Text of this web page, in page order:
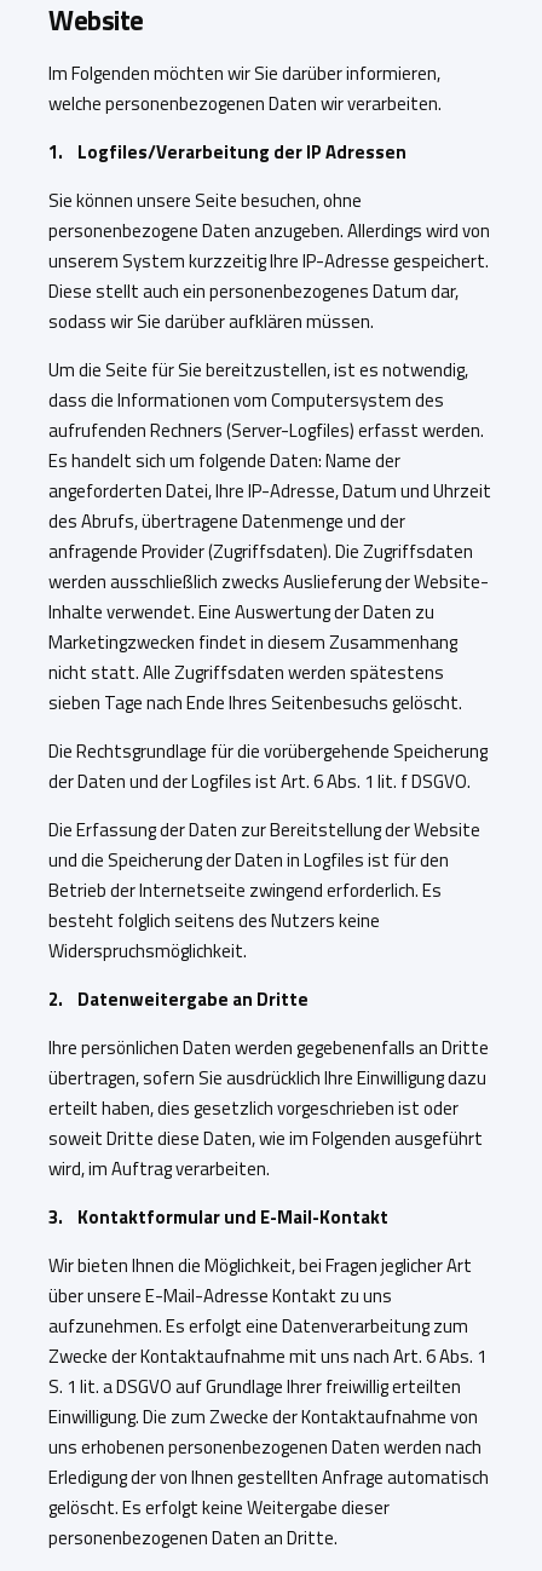
Website
Im Folgenden möchten wir Sie darüber informieren,
welche personenbezogenen Daten wir verarbeiten.
1. Logfiles/Verarbeitung der IP Adressen
Sie können unsere Seite besuchen, ohne
personenbezogene Daten anzugeben. Allerdings wird von
unserem System kurzzeitig Ihre IP-Adresse gespeichert.
Diese stellt auch ein personenbezogenes Datum dar,
sodass wir Sie darüber aufklären müssen.
Um die Seite für Sie bereitzustellen, ist es notwendig,
dass die Informationen vom Computersystem des
aufrufenden Rechners (Server-Logfiles) erfasst werden.
Es handelt sich um folgende Daten: Name der
angeforderten Datei, Ihre IP-Adresse, Datum und Uhrzeit
des Abrufs, übertragene Datenmenge und der
anfragende Provider (Zugriffsdaten). Die Zugriffsdaten
werden ausschließlich zwecks Auslieferung der Website-
Inhalte verwendet. Eine Auswertung der Daten zu
Marketingzwecken findet in diesem Zusammenhang
nicht statt. Alle Zugriffsdaten werden spätestens
sieben Tage nach Ende Ihres Seitenbesuchs gelöscht.
Die Rechtsgrundlage für die vorübergehende Speicherung
der Daten und der Logfiles ist Art. 6 Abs. 1 lit. f DSGVO.
Die Erfassung der Daten zur Bereitstellung der Website
und die Speicherung der Daten in Logfiles ist für den
Betrieb der Internetseite zwingend erforderlich. Es
besteht folglich seitens des Nutzers keine
Widerspruchsmöglichkeit.
2. Datenweitergabe an Dritte
Ihre persönlichen Daten werden gegebenenfalls an Dritte
übertragen, sofern Sie ausdrücklich Ihre Einwilligung dazu
erteilt haben, dies gesetzlich vorgeschrieben ist oder
soweit Dritte diese Daten, wie im Folgenden ausgeführt
wird, im Auftrag verarbeiten.
3. Kontaktformular und E-Mail-Kontakt
Wir bieten Ihnen die Möglichkeit, bei Fragen jeglicher Art
über unsere E-Mail-Adresse Kontakt zu uns
aufzunehmen. Es erfolgt eine Datenverarbeitung zum
Zwecke der Kontaktaufnahme mit uns nach Art. 6 Abs. 1
S. 1 lit. a DSGVO auf Grundlage Ihrer freiwillig erteilten
Einwilligung. Die zum Zwecke der Kontaktaufnahme von
uns erhobenen personenbezogenen Daten werden nach
Erledigung der von Ihnen gestellten Anfrage automatisch
gelöscht. Es erfolgt keine Weitergabe dieser
personenbezogenen Daten an Dritte.